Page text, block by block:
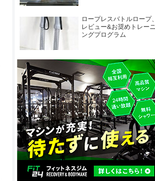
ロープレスバトルロープ、
レビュー&お奨めトレーニ
ングプログラム